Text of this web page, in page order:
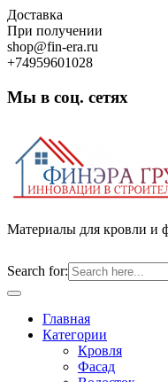
Skip
to
content
Доставка
При получении
shop@fin-era.ru
+74959601028
Мы в соц. сетях
Материалы для кровли и
Search for:
Open
ButtonГлавная
Категории
Кровля
Фасад